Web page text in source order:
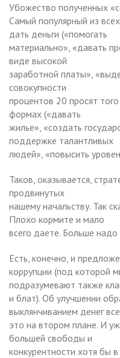
Убожество полученных
Самый популярный из
дать деньги («помогать
материально», «давать
виде высокой
заработной платы»,
совокупности
процентов 20 просят
формах («давать
жилье», «создать
поддержке талантливых
людей», «повысить
Таков, оказывается,
продвинутых
нашему начальству. Так
Плохо кормите и мало
всего даете. Больше надо
Есть, конечно, и
коррупции (под которой
подразумевают также
и блат). Об улучшении
выклянчиванием денег все
это на втором плане. И
большей свободы и
конкурентности хотя бы